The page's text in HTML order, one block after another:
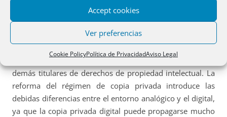
Accept cookies
Ver preferencias
Cookie PolicyPolítica de PrivacidadAviso Legal
han intentado mantener los principios ya asentados en
nuestro ordenamiento que originan la debida
compensación que los fabricantes e importadores de
reproducir obras protegidas deben pagar a los autores y
demás titulares de derechos de propiedad intelectual. La
reforma del régimen de copia privada introduce las
debidas diferencias entre el entorno analógico y el digital,
ya que la copia privada digital puede propagarse mucho